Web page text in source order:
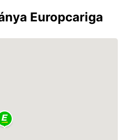
Europcariga